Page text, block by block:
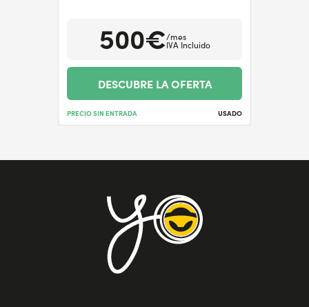
500€/mes
IVA Incluido
DESCUBRE LA OFERTA
PRECIO SIN ENTRADA USADO